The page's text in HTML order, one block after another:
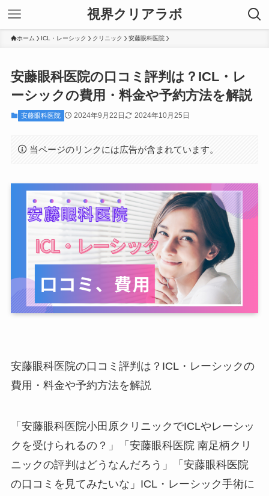
視界クリアラボ
ホーム ICL・レーシック クリニック 安藤眼科医院
安藤眼科医院の口コミ評判は？ICL・レ
ーシックの費用・料金や予約方法を解説
安藤眼科医院 2024年9月22日 2024年10月25日
当ページのリンクには広告が含まれています。
安藤眼科医院の口コミ評判は？ICL・レーシックの
費用・料金や予約方法を解説
「安藤眼科医院小田原クリニックでICLやレーシッ
クを受けられるの？」「安藤眼科医院 南足柄クリ
ニックの評判はどうなんだろう」「安藤眼科医院
の口コミを見てみたいな」ICL・レーシック手術に